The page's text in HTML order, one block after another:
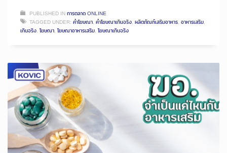
PUBLISHED INการตลาด ONLINE
TAGGED UNDER: คำโฆษณา, คำโฆษณาเกินจริง, ผลิตภัณฑ์เสริมอาหาร, อาหารเสริม,
เกินจริง, โฆษณา, โฆษณาอาหารเสริม, โฆษณาเกินจริง